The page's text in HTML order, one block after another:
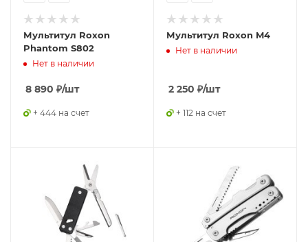
Мультитул Roxon
Phantom S802
Нет в наличии
8 890 ₽/шт
+ 444 на счет
Мультитул Roxon M4
Нет в наличии
2 250 ₽/шт
+ 112 на счет